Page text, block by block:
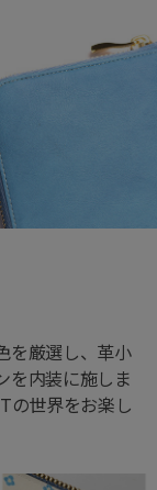
を厳選し、革小
を内装に施しま
の世界をお楽し